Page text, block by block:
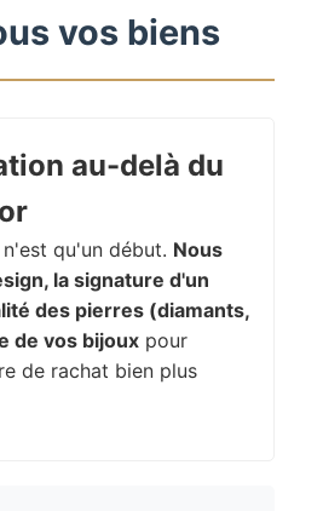
vos biens
au-delà du
qu'un début. Nous
la signature d'un
des pierres (diamants,
de vos bijoux pour
de rachat bien plus